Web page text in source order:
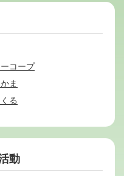
コープ
ま
る
動